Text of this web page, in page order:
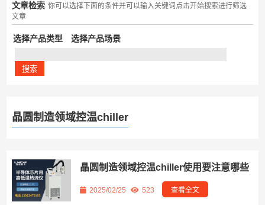
文章检索 你可以选择下面的条件并可以输入关键词点击开始搜索进行筛选
文章
选择产品类型 选择产品场景
晶圆制造领域控温chiller
晶圆制造领域控温chiller使用要注意哪些
2025/02/25 523 查看全文